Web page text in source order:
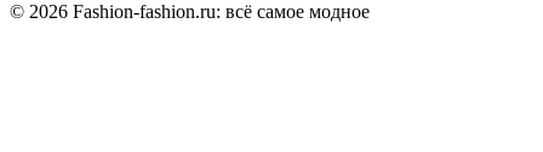
© 2026 Fashion-fashion.ru: всё самое модное